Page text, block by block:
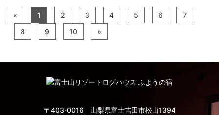
« 1 2 3 4 5 6
7
8
9 10 »
〒403-0016 山梨県富士吉田市松山1394